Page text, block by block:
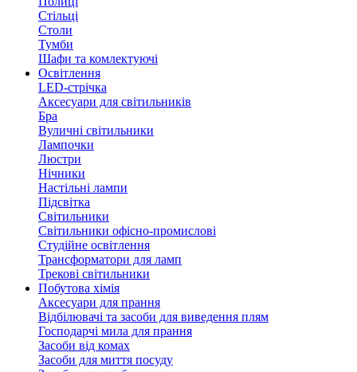
Стільці
Столи
Тумби
Шафи та комлектуючі
Освітлення
LED-стрічка
Аксесуари для світильників
Бра
Вуличні світильники
Лампочки
Люстри
Нічники
Настільні лампи
Підсвітка
Світильники
Світильники офісно-промислові
Студійне освітлення
Трансформатори для ламп
Трекові світильники
Побутова хімія
Аксесуари для прання
Відбілювачі та засоби для виведення плям
Господарчі мила для прання
Засоби від комах
Засоби для миття посуду